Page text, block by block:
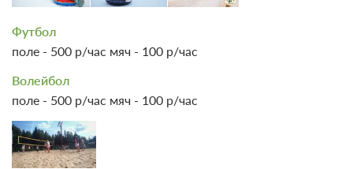
Футбол
поле - 500 р/час мяч - 100 р/час
Волейбол
поле - 500 р/час мяч - 100 р/час